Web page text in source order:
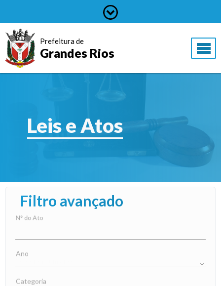
Prefeitura de
Grandes Rios
Leis e Atos
Filtro avançado
N° do Ato
Ano
Categoria